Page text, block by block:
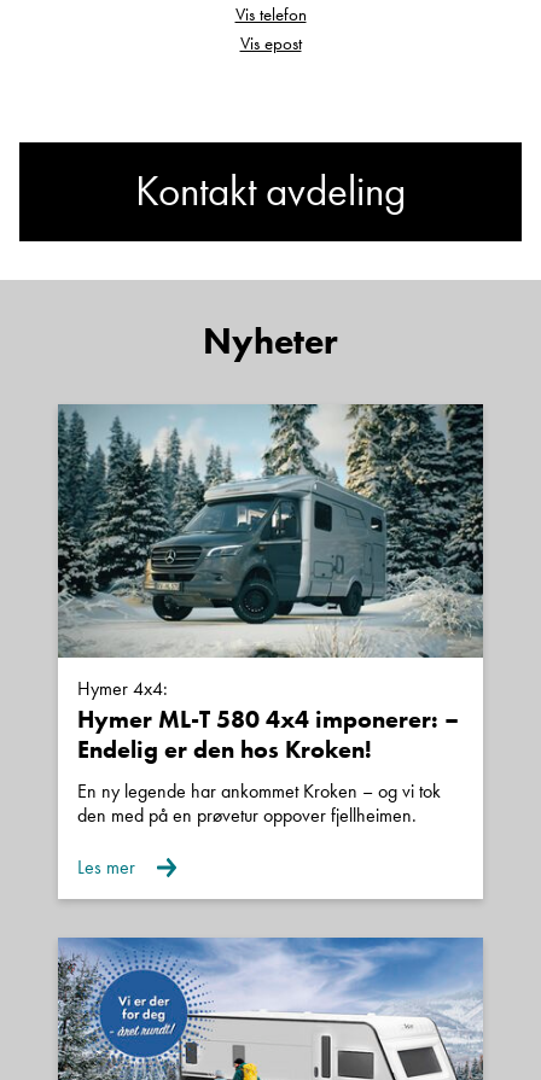
Vis telefon
Vis epost
Kontakt avdeling
McLouis MC4-75 EU-
godkjent og godkjent
tetthetskontroll høsten 25.?
Sted
E-post
Telefon/Mobil
Spørsmål / beskjed
Denne siden er beskyttet av reCAPTCHA og Google
Personvernerklæringog Vilkår for bruker gjeldende.
Nyheter
Hymer 4x4:
Hymer ML-T 580 4x4 imponerer: –
Endelig er den hos Kroken!
En ny legende har ankommet Kroken – og vi tok
den med på en prøvetur oppover fjellheimen.
Les mer